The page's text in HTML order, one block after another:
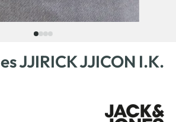
JJIRICK JJICON I.K.